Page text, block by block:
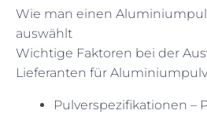
Wie man einen
auswählt
Wichtige Faktoren bei der
Lieferanten für
Pulverspezifikationen –